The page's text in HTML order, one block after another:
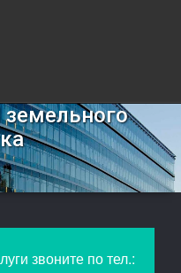
звоните по тел.: